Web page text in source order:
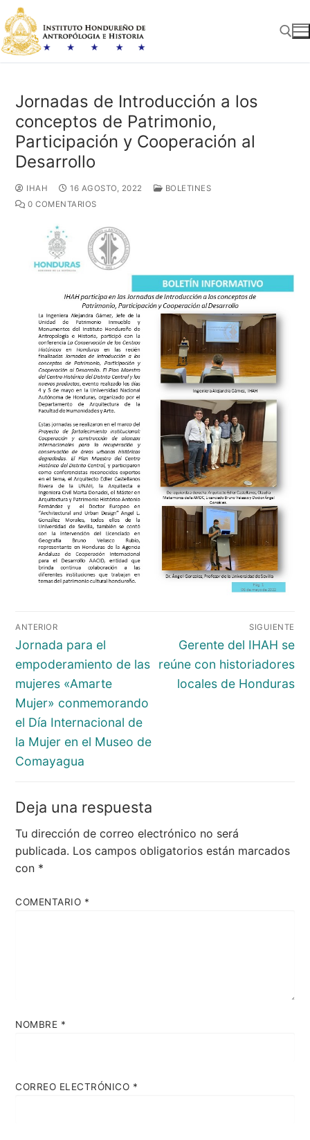
al
contenido
Jornadas de Introducción a los
conceptos de Patrimonio,
Participación y Cooperación al
Desarrollo
IHAH 16 AGOSTO, 2022
BOLETINES
0 COMENTARIOS
Navegación
de
entradas
ANTERIOR
Entrada
anterior:
Jornada para el
empoderamiento de las
mujeres «Amarte
Mujer» conmemorando
el Día Internacional de
la Mujer en el Museo de
Comayagua
SIGUIENTE
Entrada
siguiente:
Gerente del IHAH se
reúne con historiadores
locales de Honduras
Deja una respuesta
Tu dirección de correo electrónico no será
publicada. Los campos obligatorios están marcados
con *
COMENTARIO *
NOMBRE *
CORREO ELECTRÓNICO *